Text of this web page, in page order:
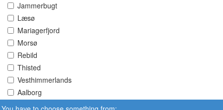
Jammerbugt
Læsø
Mariagerfjord
Morsø
Rebild
Thisted
Vesthimmerlands
Aalborg